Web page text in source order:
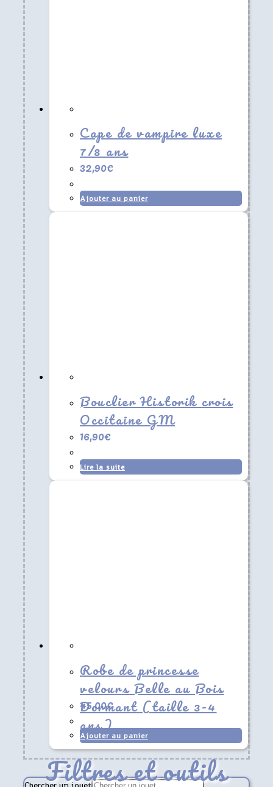
Cape de vampire luxe
7/8 ans
32,90€
Ajouter au panier
Bouclier Historik crois
Occitaine GM
16,90€
Lire la suite
Robe de princesse
velours Belle au Bois
Dormant (taille 3-4
ans)
45,00€
Ajouter au panier
Filtres et outils